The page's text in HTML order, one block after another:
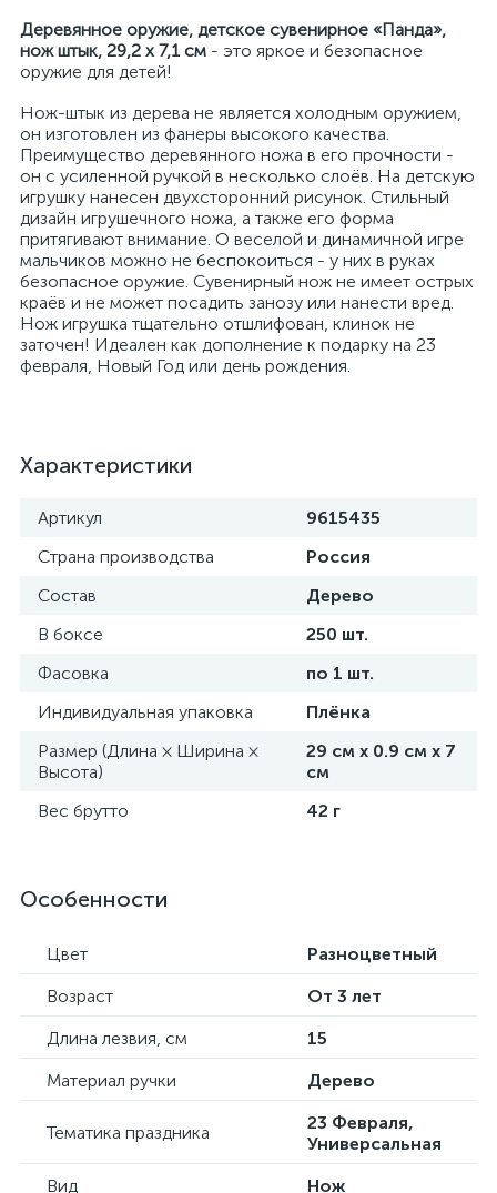
Деревянное оружие, детское сувенирное «Панда»,
нож штык, 29,2 х 7,1 см - это яркое и безопасное
оружие для детей!
Нож-штык из дерева не является холодным оружием,
он изготовлен из фанеры высокого качества.
Преимущество деревянного ножа в его прочности -
он с усиленной ручкой в несколько слоёв. На детскую
игрушку нанесен двухсторонний рисунок. Стильный
дизайн игрушечного ножа, а также его форма
притягивают внимание. О веселой и динамичной игре
мальчиков можно не беспокоиться - у них в руках
безопасное оружие. Сувенирный нож не имеет острых
краёв и не может посадить занозу или нанести вред.
Нож игрушка тщательно отшлифован, клинок не
заточен! Идеален как дополнение к подарку на 23
февраля, Новый Год или день рождения.
Характеристики
Артикул
9615435
Страна производства
Россия
Состав
Дерево
В боксе
250 шт.
Фасовка
по 1 шт.
Индивидуальная упаковка
Плёнка
Размер (Длина × Ширина ×
Высота)
29 см х 0.9 см х 7
см
Вес брутто
42 г
Особенности
Цвет
Разноцветный
Возраст
От 3 лет
Длина лезвия, см
15
Материал ручки
Дерево
Тематика праздника
23 Февраля,
Универсальная
Вид
Нож